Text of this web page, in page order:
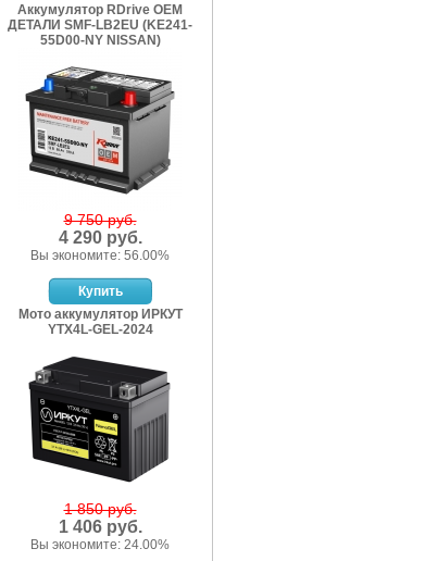
Аккумулятор RDrive OEM
ДЕТАЛИ SMF-LB2EU (KE241-
55D00-NY NISSAN)
9 750 руб.
4 290 руб.
Вы экономите: 56.00%
Мото аккумулятор ИРКУТ
YTX4L-GEL-2024
1 850 руб.
1 406 руб.
Вы экономите: 24.00%